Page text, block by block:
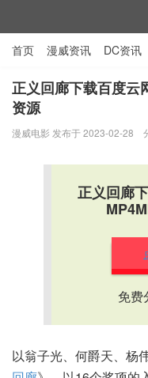
首页 漫威资讯 DC资讯
电视剧资源 漫威图片
正义回廊下载百度云
资源
漫威电影 发布于 2023-02-28
正义回廊
免费
以翁子光、何爵天、杨